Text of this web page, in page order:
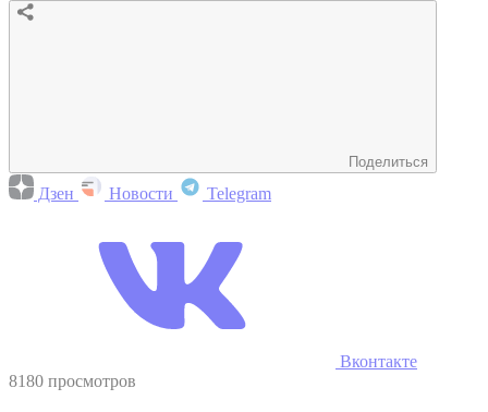
Поделиться
Дзен Новости Telegram
Вконтакте
8180 просмотров